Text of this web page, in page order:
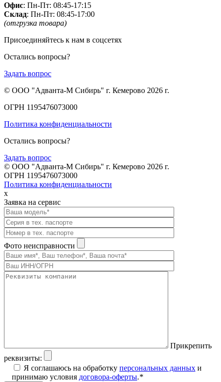
Офис: Пн-Пт: 08:45-17:15
Склад: Пн-Пт: 08:45-17:00
(отгрузка товара)
Присоединяйтесь к нам в соцсетях
Остались вопросы?
Задать вопрос
© ООО "Адванта-М Сибирь" г. Кемерово 2026 г.
ОГРН 1195476073000
Политика конфиденциальности
Остались вопросы?
Задать вопрос
© ООО "Адванта-М Сибирь" г. Кемерово 2026 г.
ОГРН 1195476073000
Политика конфиденциальности
x
Заявка на сервис
Фото неисправности
Прикрепить
реквизиты:
Я соглашаюсь на обработку персональных данных и
принимаю условия договора-оферты.*